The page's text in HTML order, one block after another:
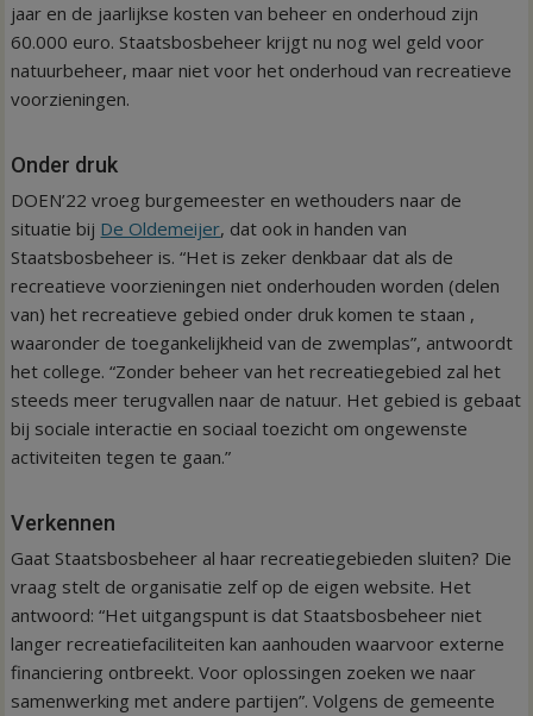
jaar en de jaarlijkse kosten van beheer en onderhoud zijn
60.000 euro. Staatsbosbeheer krijgt nu nog wel geld voor
natuurbeheer, maar niet voor het onderhoud van recreatieve
voorzieningen.
Onder druk
DOEN’22 vroeg burgemeester en wethouders naar de
situatie bij De Oldemeijer, dat ook in handen van
Staatsbosbeheer is. “Het is zeker denkbaar dat als de
recreatieve voorzieningen niet onderhouden worden (delen
van) het recreatieve gebied onder druk komen te staan ,
waaronder de toegankelijkheid van de zwemplas”, antwoordt
het college. “Zonder beheer van het recreatiegebied zal het
steeds meer terugvallen naar de natuur. Het gebied is gebaat
bij sociale interactie en sociaal toezicht om ongewenste
activiteiten tegen te gaan.”
Verkennen
Gaat Staatsbosbeheer al haar recreatiegebieden sluiten? Die
vraag stelt de organisatie zelf op de eigen website. Het
antwoord: “Het uitgangspunt is dat Staatsbosbeheer niet
langer recreatiefaciliteiten kan aanhouden waarvoor externe
financiering ontbreekt. Voor oplossingen zoeken we naar
samenwerking met andere partijen”. Volgens de gemeente